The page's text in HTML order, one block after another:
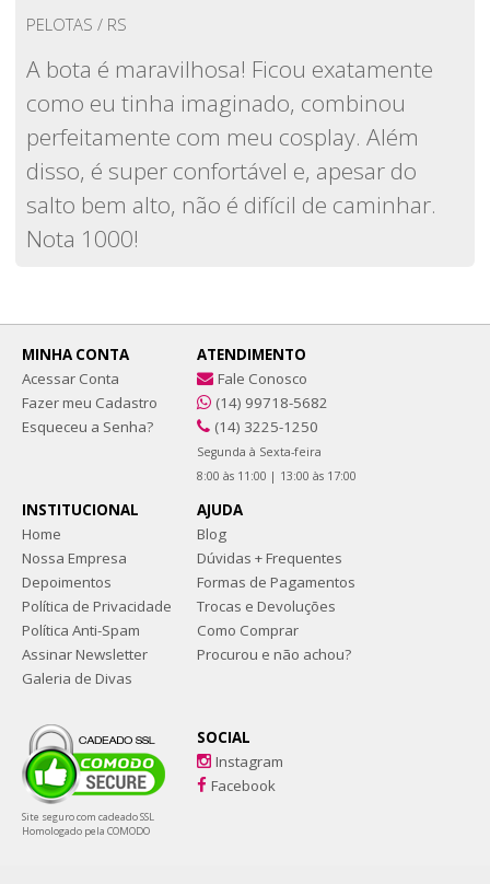
PELOTAS / RS
A bota é maravilhosa! Ficou exatamente
como eu tinha imaginado, combinou
perfeitamente com meu cosplay. Além
disso, é super confortável e, apesar do
salto bem alto, não é difícil de caminhar.
Nota 1000!
MINHA CONTA
Acessar Conta
Fazer meu Cadastro
Esqueceu a Senha?
ATENDIMENTO
Fale Conosco
(14) 99718-5682
(14) 3225-1250
Segunda à Sexta-feira
8:00 às 11:00 | 13:00 às 17:00
INSTITUCIONAL
Home
Nossa Empresa
Depoimentos
Política de Privacidade
Política Anti-Spam
Assinar Newsletter
Galeria de Divas
AJUDA
Blog
Dúvidas + Frequentes
Formas de Pagamentos
Trocas e Devoluções
Como Comprar
Procurou e não achou?
Site seguro com cadeado SSL
Homologado pela COMODO
SOCIAL
Instagram
Facebook